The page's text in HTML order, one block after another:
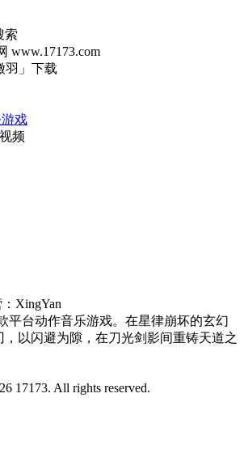
索
www.17173.com
羽」 下载
戏
XingYan
平台动作音乐游戏。在星律崩坏的玄幻
，以闪避为隙，在刀光剑影间重铸天道之
17173. All rights reserved.